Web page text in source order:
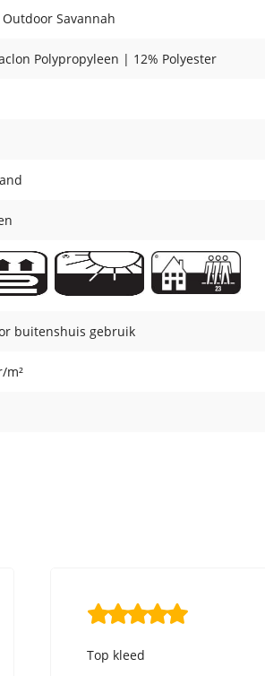
Savannah
Polypropyleen | 12% Polyester
buitenshuis gebruik
m²
Top kleed